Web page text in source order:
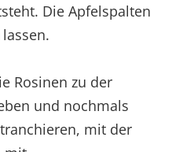
Die Apfelspalten
Rosinen zu der
und nochmals
mit der